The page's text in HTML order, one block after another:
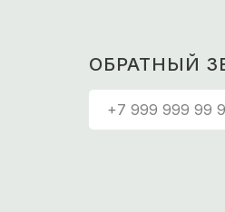
ОБРАТНЫЙ